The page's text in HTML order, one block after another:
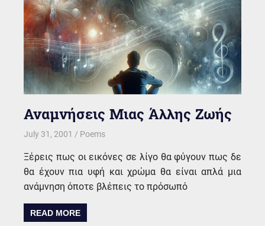
Αναμνήσεις Μιας Άλλης Ζωής
July 31, 2001 kgk
Poems
Ξέρεις πως οι εικόνες σε λίγο θα φύγουν πως δε
θα έχουν πια υφή και χρώμα θα είναι απλά μια
ανάμνηση όποτε βλέπεις το πρόσωπό
READ MORE